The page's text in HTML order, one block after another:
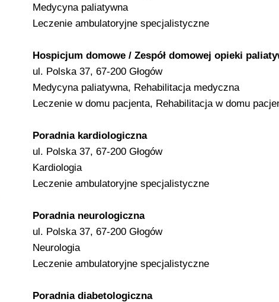
Medycyna paliatywna
Leczenie ambulatoryjne specjalistyczne
Hospicjum domowe / Zespół domowej opieki
ul. Polska 37, 67-200 Głogów
Medycyna paliatywna, Rehabilitacja medyczna
Leczenie w domu pacjenta, Rehabilitacja w domu
Poradnia kardiologiczna
ul. Polska 37, 67-200 Głogów
Kardiologia
Leczenie ambulatoryjne specjalistyczne
Poradnia neurologiczna
ul. Polska 37, 67-200 Głogów
Neurologia
Leczenie ambulatoryjne specjalistyczne
Poradnia diabetologiczna